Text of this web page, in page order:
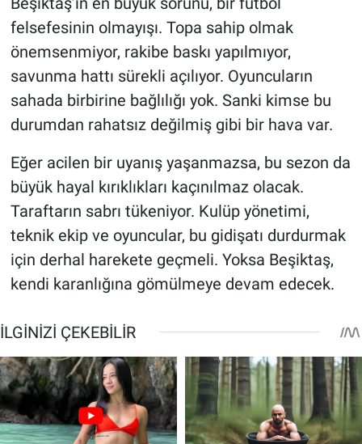
felsefesinin olmayışı. Topa sahip olmak
önemsenmiyor, rakibe baskı yapılmıyor,
savunma hattı sürekli açılıyor. Oyuncuların
sahada birbirine bağlılığı yok. Sanki kimse bu
durumdan rahatsız değilmiş gibi bir hava var.
Eğer acilen bir uyanış yaşanmazsa, bu sezon da
büyük hayal kırıklıkları kaçınılmaz olacak.
Taraftarın sabrı tükeniyor. Kulüp yönetimi,
teknik ekip ve oyuncular, bu gidişatı durdurmak
için derhal harekete geçmeli. Yoksa Beşiktaş,
kendi karanlığına gömülmeye devam edecek.